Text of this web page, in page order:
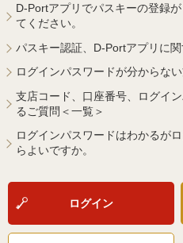
D-Portアプリでパスキーの登録
てください。
パスキー認証、D-Portアプリに
ログインパスワードが分からな
支店コード、口座番号、ログイ
るご質問＜一覧＞
ログインパスワードはわかるが
らよいですか。
ログイン